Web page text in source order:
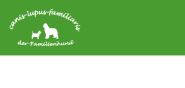
Zum
Inhalt